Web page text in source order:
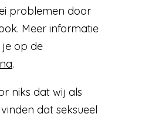
problemen door
Meer informatie
je op de
.
niks dat wij als
dat seksueel